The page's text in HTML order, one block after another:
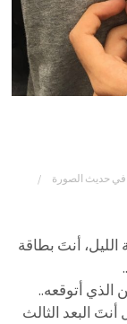
فيحديث الصورة
أنتَ بطاقة
أتوقعه..
البعد الثالث